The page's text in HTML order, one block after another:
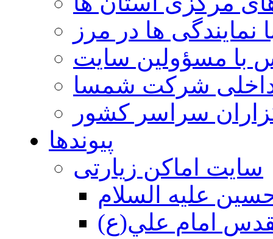
نمایندگی ها در مرز
با مسؤولین سایت
شرکت شمسا
سراسر کشور
پیوندها
سایت اماکن زیارتی
عليه السلام
امام علي(ع)